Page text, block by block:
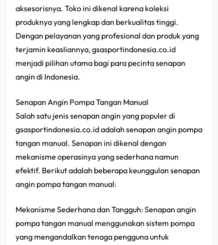
aksesorisnya. Toko ini dikenal karena koleksi
produknya yang lengkap dan berkualitas tinggi.
Dengan pelayanan yang profesional dan produk yang
terjamin keasliannya, gsasportindonesia.co.id
menjadi pilihan utama bagi para pecinta senapan
angin di Indonesia.
Senapan Angin Pompa Tangan Manual
Salah satu jenis senapan angin yang populer di
gsasportindonesia.co.id adalah senapan angin pompa
tangan manual. Senapan ini dikenal dengan
mekanisme operasinya yang sederhana namun
efektif. Berikut adalah beberapa keunggulan senapan
angin pompa tangan manual:
Mekanisme Sederhana dan Tangguh: Senapan angin
pompa tangan manual menggunakan sistem pompa
yang mengandalkan tenaga pengguna untuk